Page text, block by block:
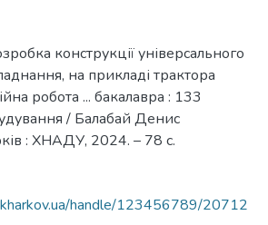
конструкції універсального
на прикладі трактора
робота ... бакалавра : 133
/ Балабай Денис
: ХНАДУ, 2024. – 78 с.
handle/123456789/20712